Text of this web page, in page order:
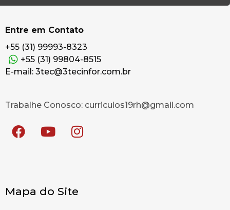
Entre em Contato
+55 (31) 99993-8323
+55 (31) 99804-8515
E-mail: 3tec@3tecinfor.com.br
Trabalhe Conosco: curriculos19rh@gmail.com
Mapa do Site